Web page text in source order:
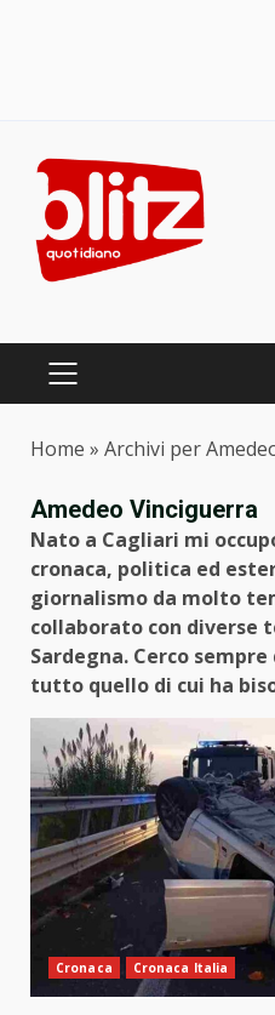
content
PRIMARY
Home » Archivi per
Amedeo Vinciguerra
Nato a Cagliari mi
cronaca, politica ed
giornalismo da molto
collaborato con diverse
Sardegna. Cerco
tutto quello di cui ha
Cronaca Cronaca Italia